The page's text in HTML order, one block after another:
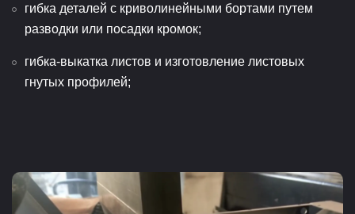
гибка деталей с криволинейными бортами путем
разводки или посадки кромок;
гибка-выкатка листов и изготовление листовых
гнутых профилей;